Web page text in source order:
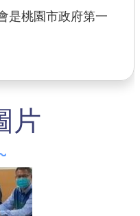
是桃園市政府第一
片